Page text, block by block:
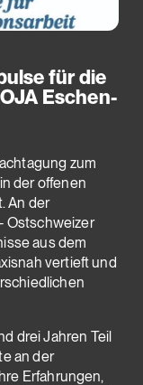
für die
Eschen-
zum
der offenen
An der
Ostschweizer
aus dem
vertieft und
drei Jahren Teil
an der
Erfahrungen,